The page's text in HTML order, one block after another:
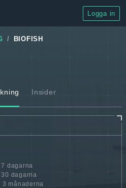
Logga in
BIOFISH
Insider
dagarna
dagarna
månaderna